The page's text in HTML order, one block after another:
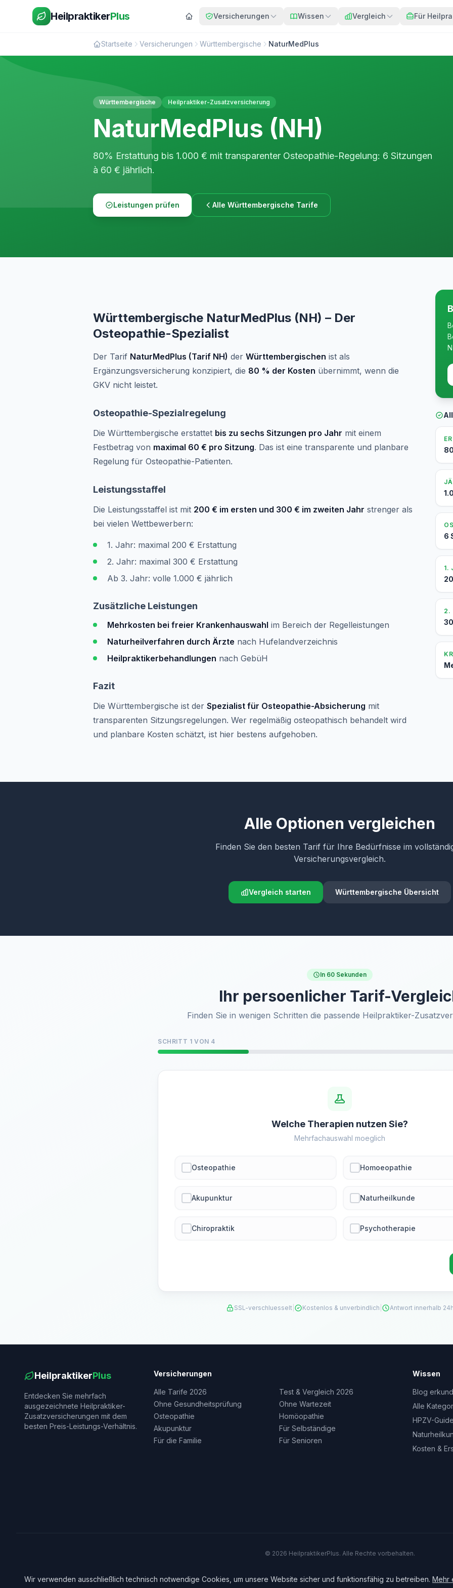
HeilpraktikerPlus Versicherungen Wissen Vergleich Für
Wir verwenden ausschließlich technisch notwendige Cookies, um unsere Website sicher und funktionsfähig zu betreiben. Mehr
Startseite Versicherungen Württembergische NaturMedPlus
Württembergische Heilpraktiker-Zusatzversicherung
NaturMedPlus (NH)
80% Erstattung bis 1.000 € mit transparenter Osteopathie-Regelung: 6 Sitzungen
à 60 € jährlich.
Leistungen prüfen Alle Württembergische Tarife
Württembergische NaturMedPlus (NH) – Der
Osteopathie-Spezialist
Der Tarif NaturMedPlus (Tarif NH) der Württembergischen ist als
Ergänzungsversicherung konzipiert, die 80 % der Kosten übernimmt, wenn die
GKV nicht leistet.
Osteopathie-Spezialregelung
Die Württembergische erstattet bis zu sechs Sitzungen pro Jahr mit einem
Festbetrag von maximal 60 € pro Sitzung. Das ist eine transparente und planbare
Regelung für Osteopathie-Patienten.
Leistungsstaffel
Die Leistungsstaffel ist mit 200 € im ersten und 300 € im zweiten Jahr strenger als
bei vielen Wettbewerbern:
1. Jahr: maximal 200 € Erstattung
2. Jahr: maximal 300 € Erstattung
Ab 3. Jahr: volle 1.000 € jährlich
Zusätzliche Leistungen
Mehrkosten bei freier Krankenhauswahl im Bereich der Regelleistungen
Naturheilverfahren durch Ärzte nach Hufelandverzeichnis
Heilpraktikerbehandlungen nach GebüH
Fazit
Die Württembergische ist der Spezialist für Osteopathie-Absicherung mit
transparenten Sitzungsregelungen. Wer regelmäßig osteopathisch behandelt wird
und planbare Kosten schätzt, ist hier bestens aufgehoben.
6
1.
2.
Alle Optionen vergleichen
Finden Sie den besten Tarif für Ihre Bedürfnisse im
Versicherungsvergleich.
Vergleich starten Württembergische Übersicht
In 60 Sekunden
Ihr persoenlicher Tarif-
Finden Sie in wenigen Schritten die passende Heilpraktiker-
SCHRITT 1 VON 4
Welche Therapien nutzen Sie?
Mehrfachauswahl moeglich
Osteopathie Homoeopathie
Akupunktur Naturheilkunde
Chiropraktik Psychotherapie
SSL-verschluesselt| Kostenlos & unverbindlich Antwort innerhalb
HeilpraktikerPlus
Entdecken Sie mehrfach
ausgezeichnete Heilpraktiker-
Zusatzversicherungen mit dem
besten Preis-Leistungs-Verhältnis.
Versicherungen
Alle Tarife 2026
Test & Vergleich 2026
Ohne Gesundheitsprüfung
Ohne Wartezeit
Osteopathie
Homöopathie
Akupunktur
Für Selbständige
Für die Familie
Für Senioren
Wissen
Blog
Alle
HPZV-
Kosten &
© 2026 HeilpraktikerPlus. Alle Rechte vorbehalten.